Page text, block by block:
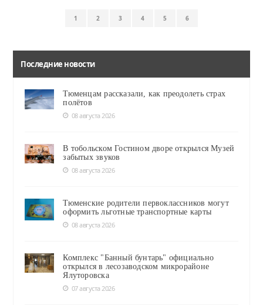
1 2 3 4 5 6
Последние новости
Тюменцам рассказали, как преодолеть страх
полётов
08 августа 2026
В тобольском Гостином дворе открылся Музей
забытых звуков
08 августа 2026
Тюменские родители первоклассников могут
оформить льготные транспортные карты
08 августа 2026
Комплекс "Банный бунтарь" официально
открылся в лесозаводском микрорайоне
Ялуторовска
07 августа 2026